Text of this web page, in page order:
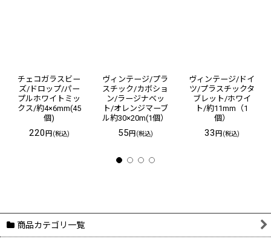
チェコガラスビー
ズ/ドロップ/パー
プルホワイトミッ
クス/約4×6mm(45
個)
220円(税込)
ヴィンテージ/プラ
スチック/カボショ
ン/ラージナベッ
ト/オレンジマーブ
ル約30×20m(1個）
55円(税込)
ヴィンテージ/ドイ
ツ/プラスチックタ
ブレット/ホワイ
ト/約11mm（1
個）
33円(税込)
商品カテゴリ一覧